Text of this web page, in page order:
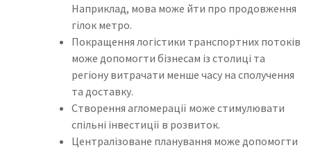
Наприклад, мова може йти про продовження
гілок метро.
Покращення логістики транспортних потоків
може допомогти бізнесам із столиці та
регіону витрачати менше часу на сполучення
та доставку.
Створення агломерації може стимулювати
спільні інвестиції в розвиток.
Централізоване планування може допомогти